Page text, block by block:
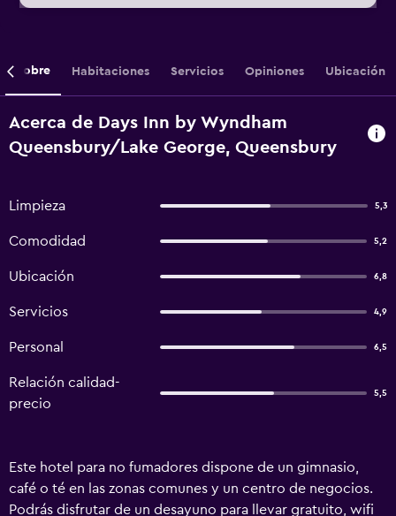
Sobre Habitaciones Servicios Opiniones Ubicación
Acerca de Days Inn by Wyndham
Queensbury/Lake George, Queensbury
Limpieza 5,3
Comodidad 5,2
Ubicación 6,8
Servicios 4,9
Personal 6,5
Relación calidad-
precio
5,5
Este hotel para no fumadores dispone de un gimnasio,
café o té en las zonas comunes y un centro de negocios.
Podrás disfrutar de un desayuno para llevar gratuito, wifi